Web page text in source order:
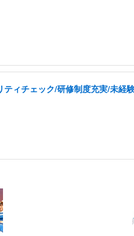
ィチェック/研修制度充実/未経